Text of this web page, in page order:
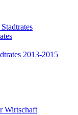
2013-2015
Wirtschaft